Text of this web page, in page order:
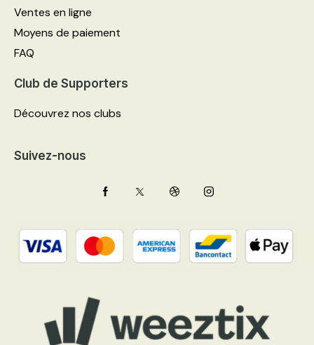
Ventes en ligne
Moyens de paiement
FAQ
Club de Supporters
Découvrez nos clubs
Suivez-nous